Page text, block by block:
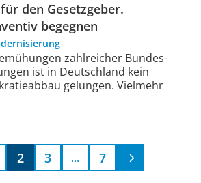
den Gesetzgeber.
begegnen
zahlreicher Bundes-
ist in Deutschland kein
gelungen. Vielmehr
2 3 ... 7